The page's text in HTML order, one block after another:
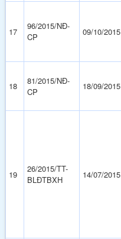
17
96/2015/NĐ-
CP
09/10/2015
18
81/2015/NĐ-
CP
18/09/2015
19
26/2015/TT-
BLĐTBXH
14/07/2015